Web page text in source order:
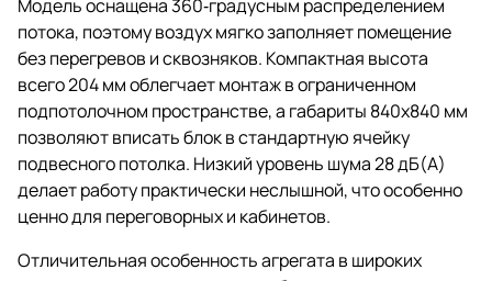
Модель оснащена 360‑градусным распределением
потока, поэтому воздух мягко заполняет помещение
без перегревов и сквозняков. Компактная высота
всего 204 мм облегчает монтаж в ограниченном
подпотолочном пространстве, а габариты 840x840 мм
позволяют вписать блок в стандартную ячейку
подвесного потолка. Низкий уровень шума 28 дБ(A)
делает работу практически неслышной, что особенно
ценно для переговорных и кабинетов.
Отличительная особенность агрегата в широких